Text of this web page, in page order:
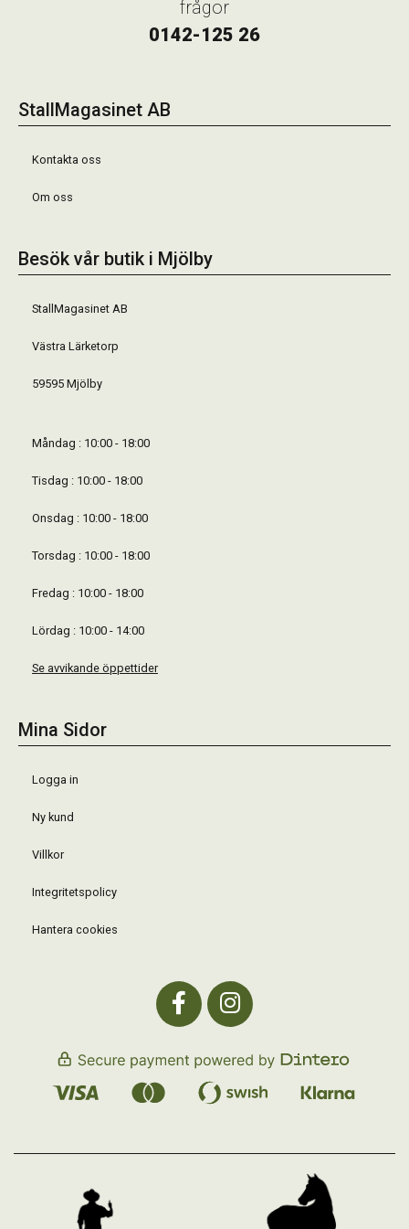
frågor
0142-125 26
StallMagasinet AB
Kontakta oss
Om oss
Besök vår butik i Mjölby
StallMagasinet AB
Västra Lärketorp
59595 Mjölby
Måndag : 10:00 - 18:00
Tisdag : 10:00 - 18:00
Onsdag : 10:00 - 18:00
Torsdag : 10:00 - 18:00
Fredag : 10:00 - 18:00
Lördag : 10:00 - 14:00
Se avvikande öppettider
Mina Sidor
Logga in
Ny kund
Villkor
Integritetspolicy
Hantera cookies